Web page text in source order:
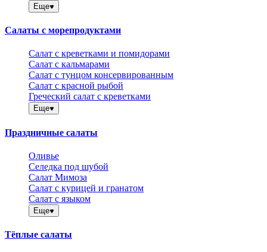
Еще
Салаты с морепродуктами
Салат с креветками и помидорами
Салат с кальмарами
Салат с тунцом консервированным
Салат с красной рыбой
Греческий салат с креветками
Еще
Праздничные салаты
Оливье
Селедка под шубой
Салат Мимоза
Салат с курицей и гранатом
Салат с языком
Еще
Тёплые салаты